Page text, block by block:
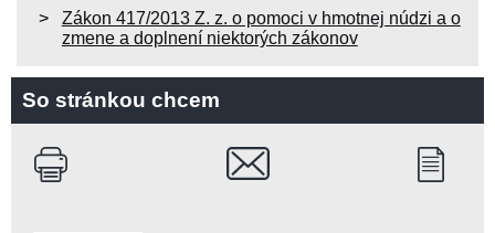
Zákon 417/2013 Z. z. o pomoci v hmotnej núdzi a o
zmene a doplnení niektorých zákonov
So stránkou chcem